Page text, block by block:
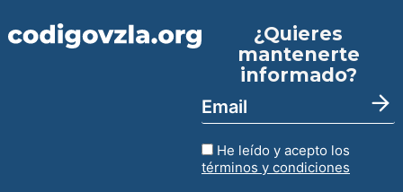
¿Quieres
mantenerte
informado?
He leído y acepto los
términos y condiciones